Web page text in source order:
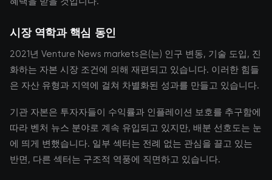
시장 역학과 핵심 동인
2021년 Venture News markets은(는) 인구 변동, 기술 도입, 진
화하는 자본 시장 조건에 의해 재편되고 있습니다. 이러한 힘들
은 자산 유형과 지역에 걸쳐 차별화된 성과를 만들고 있습니다.
기관 자본은 투자자들이 수익률과 인플레이션 보호를 추구함에
따라 벤처 뉴스 분야로 계속 유입되고 있지만, 배분 선호도는 눈
에 띄게 변했습니다. 일부 섹터는 전례 없는 관심을 끌고 있는
반면, 다른 섹터는 구조적 역풍에 직면하고 있습니다.